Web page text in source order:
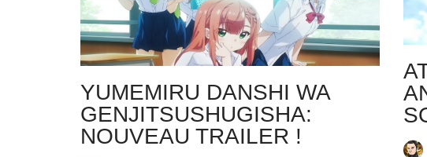
YUMEMIRU DANSHI WA
GENJITSUSHUGISHA:
NOUVEAU TRAILER !